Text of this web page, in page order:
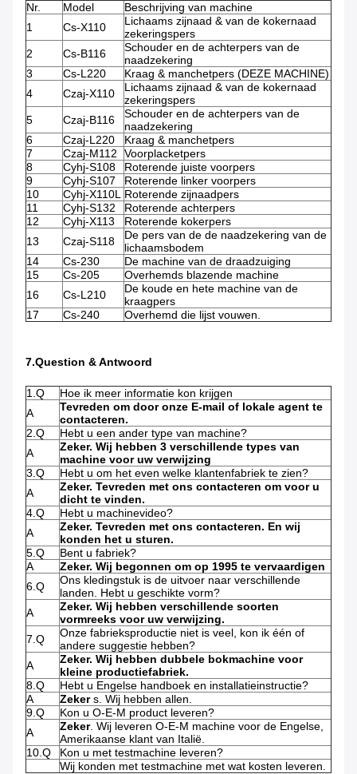
Nr.
Model
Beschrijving van machine
1
Cs-X110
Lichaams zijnaad & van de kokernaad
zekeringspers
2
Cs-B116
Schouder en de achterpers van de
naadzekering
3
Cs-L220
Kraag & manchetpers (DEZE MACHINE)
4
Czaj-X110
Lichaams zijnaad & van de kokernaad
zekeringspers
5
Czaj-B116
Schouder en de achterpers van de
naadzekering
6
Czaj-L220
Kraag & manchetpers
7
Czaj-M112
Voorplacketpers
8
Cyhj-S108
Roterende juiste voorpers
9
Cyhj-S107
Roterende linker voorpers
10
Cyhj-X110L Roterende zijnaadpers
11
Cyhj-S132
Roterende achterpers
12
Cyhj-X113
Roterende kokerpers
13
Czaj-S118
De pers van de de naadzekering van de
lichaamsbodem
14
Cs-230
De machine van de draadzuiging
15
Cs-205
Overhemds blazende machine
16
Cs-L210
De koude en hete machine van de
kraagpers
17
Cs-240 Overhemd die lijst vouwen.
7.Question & Antwoord
1.Q
Hoe ik meer informatie kon krijgen
A
Tevreden om door onze E-mail of lokale agent te
contacteren.
2.Q
Hebt u een ander type van machine?
A
Zeker. Wij hebben 3 verschillende types van
machine voor uw verwijzing
3.Q
Hebt u om het even welke klantenfabriek te zien?
A
Zeker. Tevreden met ons contacteren om voor u
dicht te vinden.
4.Q
Hebt u machinevideo?
A
Zeker. Tevreden met ons contacteren. En wij
konden het u sturen.
5.Q
Bent u fabriek?
A
Zeker. Wij begonnen om op 1995 te vervaardigen
6.Q
Ons kledingstuk is de uitvoer naar verschillende
landen. Hebt u geschikte vorm?
A
Zeker. Wij hebben verschillende soorten
vormreeks voor uw verwijzing.
7.Q
Onze fabrieksproductie niet is veel, kon ik één of
andere suggestie hebben?
A
Zeker. Wij hebben dubbele bokmachine voor
kleine productiefabriek.
8.Q
Hebt u Engelse handboek en installatieinstructie?
A
Zekers. Wij hebben allen.
9.Q
Kon u O-E-M product leveren?
A
Zeker. Wij leveren O-E-M machine voor de Engelse,
Amerikaanse klant van Italië.
10.Q
Kon u met testmachine leveren?
Wij konden met testmachine met wat kosten leveren.